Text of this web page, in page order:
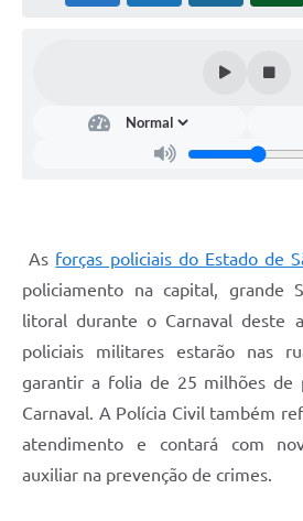
As forças policiais do Estado de
policiamento na capital, grande
litoral durante o Carnaval deste
policiais militares estarão nas
garantir a folia de 25 milhões de
Carnaval. A Polícia Civil também
atendimento e contará com
auxiliar na prevenção de crimes.